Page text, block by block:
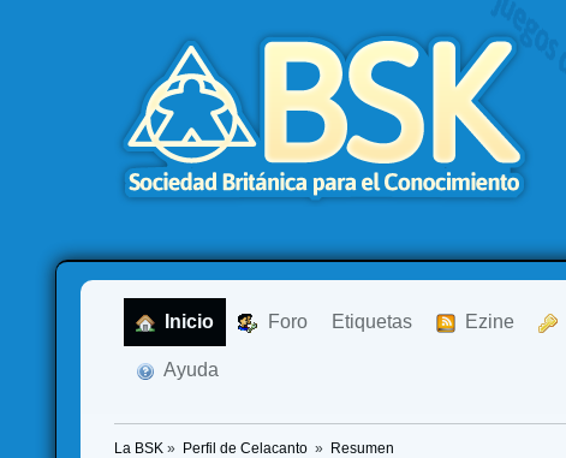
Inicio Foro Etiquetas Ezine
Ayuda
La BSK » Perfil de Celacanto » Resumen